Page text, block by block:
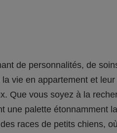
de personnalités, de
vie en appartement et leur
Que vous soyez à la
une palette étonnamment
races de petits chiens,